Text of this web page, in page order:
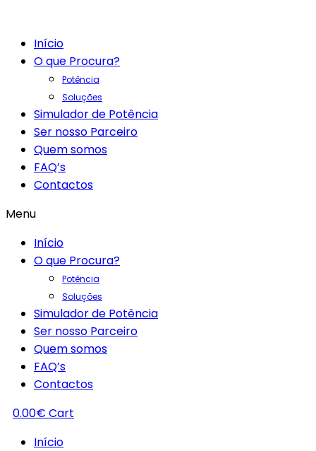
Início
O que Procura?
Potência
Soluções
Simulador de Potência
Ser nosso Parceiro
Quem somos
FAQ’s
Contactos
Menu
Início
O que Procura?
Potência
Soluções
Simulador de Potência
Ser nosso Parceiro
Quem somos
FAQ’s
Contactos
0.00€ Cart
Início